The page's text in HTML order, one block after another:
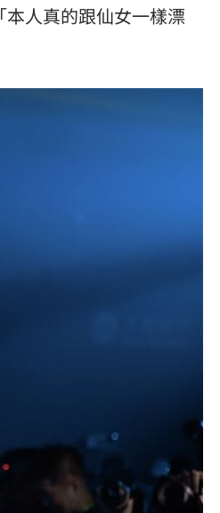
人真的跟仙女一樣漂